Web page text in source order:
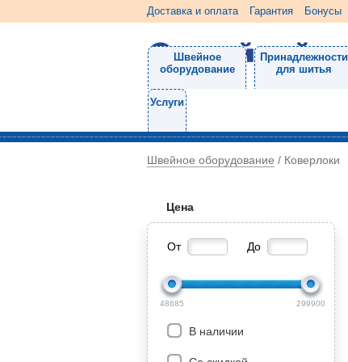
Доставка и оплата Гарантия Бонусы
Швейное
оборудование
Принадлежности
для шитья
Услуги
Швейное оборудование / Коверлоки
Цена
От До
48685 299900
В наличии